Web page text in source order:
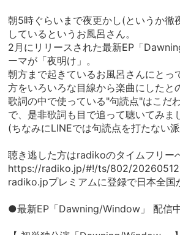
朝5時ぐらいまで夜更かし(というか徹
しているというお風呂さん。
2月にリリースされた最新EP「
ーマが「夜明け」。
朝方まで起きているお風呂さんにとっ
方をいろいろな目線から楽曲にしたと
歌詞の中で使っている"句読点"はこだ
で、是非歌詞も目で追って聴いてみま
(ちなみにLINEでは句読点を打たない
聴き逃した方はradikoのタイムフリー
https://radiko.jp/#!/ts/802/
radiko.jpプレミアムに登録で日本全国
●最新EP「Dawning/Window」 配信